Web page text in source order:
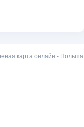
карта онлайн - Польша